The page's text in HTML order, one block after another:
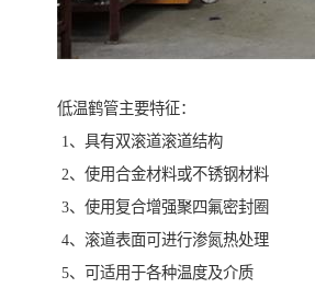
低温鹤管主要特征：
1、具有双滚道滚道结构
2、使用合金材料或不锈钢材料
3、使用复合增强聚四氟密封圈
4、滚道表面可进行渗氮热处理
5、可适用于各种温度及介质